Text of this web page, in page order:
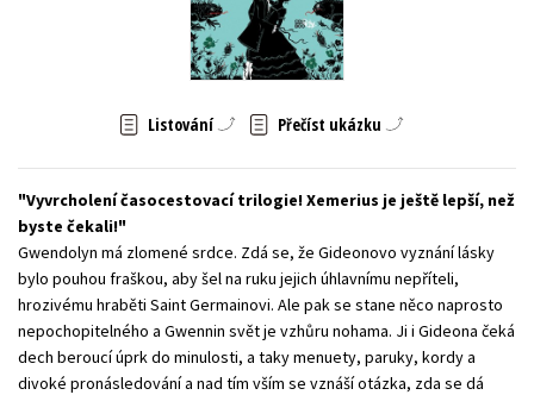
Zahraniční literatura
Listování Přečíst ukázku
Vyvrcholení časocestovací trilogie! Xemerius je ještě lepší, než
byste čekali!
Gwendolyn má zlomené srdce. Zdá se, že Gideonovo vyznání lásky
bylo pouhou fraškou, aby šel na ruku jejich úhlavnímu nepříteli,
hrozivému hraběti Saint Germainovi. Ale pak se stane něco naprosto
nepochopitelného a Gwennin svět je vzhůru nohama. Ji i Gideona čeká
dech beroucí úprk do minulosti, a taky menuety, paruky, kordy a
divoké pronásledování a nad tím vším se vznáší otázka, zda se dá